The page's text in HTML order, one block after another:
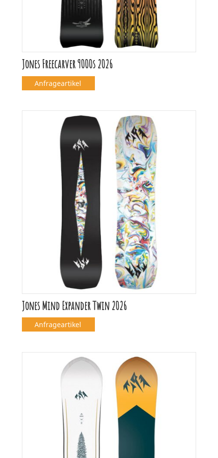
Jones Freecarver 9000s 2026
Anfrageartikel
Jones Mind Expander Twin 2026
Anfrageartikel